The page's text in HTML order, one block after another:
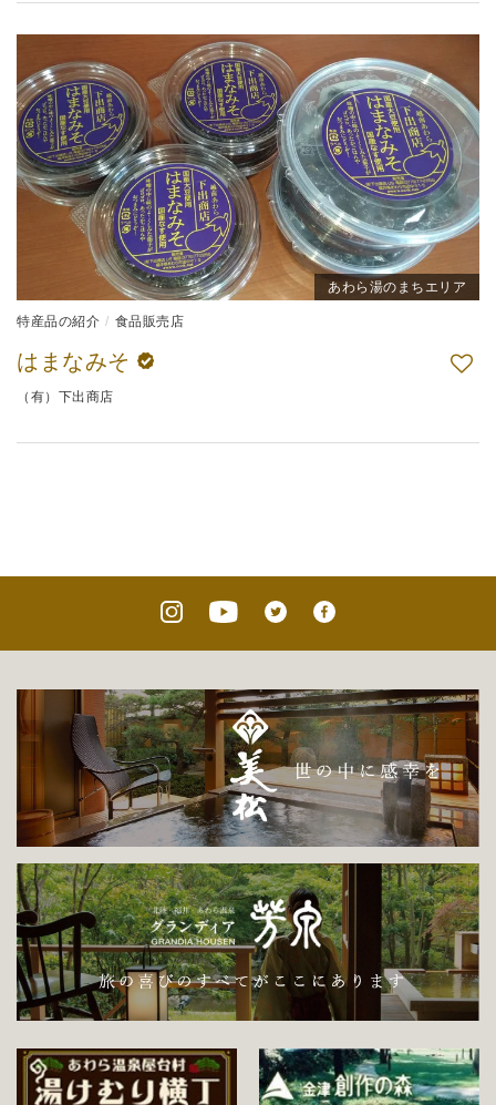
あわら湯のまちエリア
特産品の紹介 食品販売店
はまなみそ
（有）下出商店